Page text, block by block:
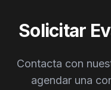
Solicitar
Contacta con
agendar una